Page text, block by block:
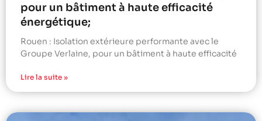
pour un bâtiment à haute efficacité
énergétique;
Rouen : Isolation extérieure performante avec le
Groupe Verlaine, pour un bâtiment à haute efficacité
Lire la suite »